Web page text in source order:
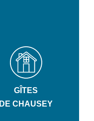
GÎTES
DE CHAUSEY